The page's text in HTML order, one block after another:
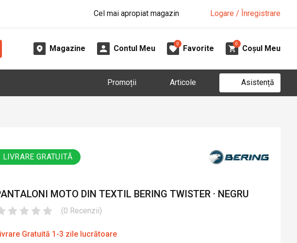
Cel mai apropiat magazin Logare / Înregistrare
Magazine Contul Meu
0
Favorite
0
Coșul Meu
Promoții Articole Asistență
LIVRARE GRATUITĂ
MOTO DIN TEXTIL BERING TWISTER · NEGRU
(0 Recenzii)
Gratuită 1-3 zile lucrătoare